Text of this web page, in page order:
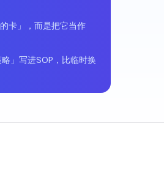
卡」，而是把它当作
」写进SOP，比临时换